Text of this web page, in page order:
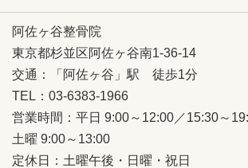
阿佐ヶ谷整骨院
東京都杉並区阿佐ヶ谷南1-36-14
交通：「阿佐ヶ谷」駅 徒歩1分
TEL：03-6383-1966
営業時間：平日 9:00～12:00／15:30～
土曜 9:00～13:00
定休日：土曜午後・日曜・祝日